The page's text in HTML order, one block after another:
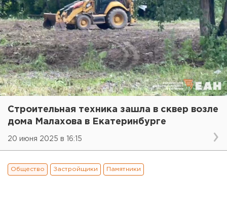
Строительная техника зашла в сквер возле
дома Малахова в Екатеринбурге
20 июня 2025 в 16:15
Общество Застройщики Памятники